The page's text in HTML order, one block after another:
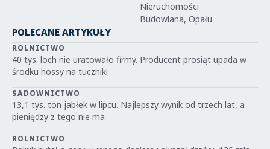
Nieruchomości
Budowlana, Opału
POLECANE ARTYKUŁY
ROLNICTWO
40 tys. loch nie uratowało firmy. Producent prosiąt upada w
środku hossy na tuczniki
SADOWNICTWO
13,1 tys. ton jabłek w lipcu. Najlepszy wynik od trzech lat, a
pieniędzy z tego nie ma
ROLNICTWO